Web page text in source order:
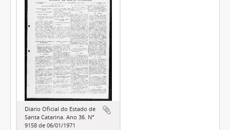
Diário Oficial do Estado de
Santa Catarina. Ano 36. N°
9158 de 06/01/1971